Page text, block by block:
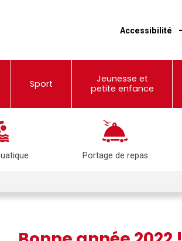
Accessibilité
Sport
Jeunesse et
petite enfance
Portage de repas